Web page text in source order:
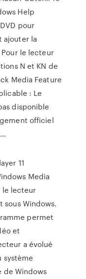
Help
pour
ajouter la
Pour le lecteur
N et KN de
Media Feature
: Le
disponible
officiel
11
Media
le lecteur
Windows.
permet
et
a évolué
système
de Windows